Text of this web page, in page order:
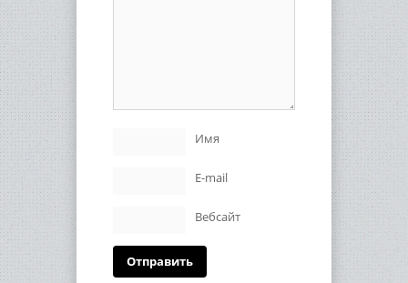
Имя
E-mail
Вебсайт